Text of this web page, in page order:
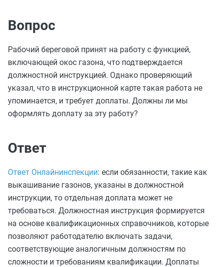
Вопрос
Рабочий береговой принят на работу с функцией,
включающей окос газона, что подтверждается
должностной инструкцией. Однако проверяющий
указал, что в инструкционной карте такая работа не
упоминается, и требует доплаты. Должны ли мы
оформлять доплату за эту работу?
Ответ
Ответ Онлайнинспекции: если обязанности, такие как
выкашивание газонов, указаны в должностной
инструкции, то отдельная доплата может не
требоваться. Должностная инструкция формируется
на основе квалификационных справочников, которые
позволяют работодателю включать задачи,
соответствующие аналогичным должностям по
сложности и требованиям квалификации. Доплаты